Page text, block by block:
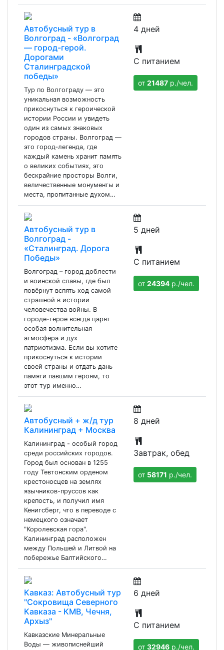
Автобусный тур в
Волгоград - «Волгоград
— город-герой.
Дорогами
Сталинградской
победы»
Тур по Волгограду — это
уникальная возможность
прикоснуться к героической
истории России и увидеть
один из самых знаковых
городов страны. Волгоград —
это город‑легенда, где
каждый камень хранит память
о великих событиях, это
бескрайние просторы Волги,
величественные монументы и
места, пропитанные духом…
4 дней
С питанием
от 21487 р./чел.
Автобусный тур в
Волгоград -
«Сталинград. Дорога
Победы»
Волгоград – город доблести
и воинской славы, где был
повёрнут вспять ход самой
страшной в истории
человечества войны. В
городе-герое всегда царят
особая волнительная
атмосфера и дух
патриотизма. Если вы хотите
прикоснуться к истории
своей страны и отдать дань
памяти павшим героям, то
этот тур именно…
5 дней
С питанием
от 24394 р./чел.
Автобусный + ж/д тур
Калининград + Москва
Калининград - особый город
среди российских городов.
Город был основан в 1255
году Тевтонским орденом
крестоносцев на землях
язычников-пруссов как
крепость, и получил имя
Кенигсберг, что в переводе с
немецкого означает
"Королевская гора".
Калининград расположен
между Польшей и Литвой на
побережье Балтийского…
8 дней
Завтрак, обед
от 58171 р./чел.
Кавказ: Автобусный тур
"Сокровища Северного
Кавказа - КМВ, Чечня,
Архыз"
Кавказские Минеральные
Воды — живописнейший
6 дней
С питанием
от 32946 р./чел.